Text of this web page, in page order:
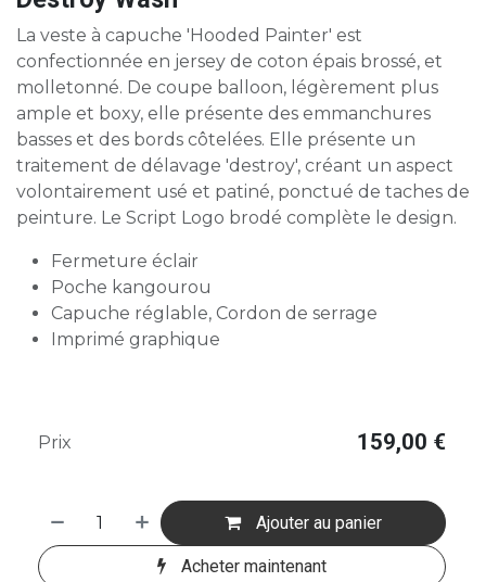
La veste à capuche 'Hooded Painter' est
confectionnée en jersey de coton épais brossé, et
molletonné. De coupe balloon, légèrement plus
ample et boxy, elle présente des emmanchures
basses et des bords côtelées. Elle présente un
traitement de délavage 'destroy', créant un aspect
volontairement usé et patiné, ponctué de taches de
peinture. Le Script Logo brodé complète le design.
Fermeture éclair
Poche kangourou
Capuche réglable, Cordon de serrage
Imprimé graphique
Ajouter au panier
Acheter maintenant
Prix 159,00 €